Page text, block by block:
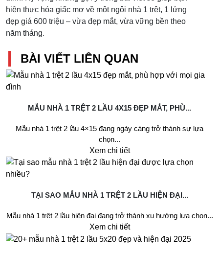
hiện thực hóa giấc mơ về một ngôi nhà 1 trệt, 1 lửng
đẹp giá 600 triệu – vừa đẹp mắt, vừa vững bền theo
năm tháng.
BÀI VIẾT LIÊN QUAN
MẪU NHÀ 1 TRỆT 2 LẦU 4X15 ĐẸP MẮT, PHÙ...
Mẫu nhà 1 trệt 2 lầu 4×15 đang ngày càng trở thành sự lựa
chọn...
Xem chi tiết
TẠI SAO MẪU NHÀ 1 TRỆT 2 LẦU HIỆN ĐẠI...
Mẫu nhà 1 trệt 2 lầu hiện đại đang trở thành xu hướng lựa chọn...
Xem chi tiết